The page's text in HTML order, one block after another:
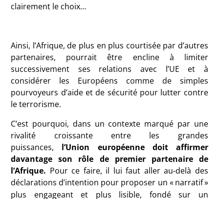
clairement le choix…
Ainsi, l’Afrique, de plus en plus courtisée par d’autres
partenaires, pourrait être encline à limiter
successivement ses relations avec l’UE et à
considérer les Européens comme de simples
pourvoyeurs d’aide et de sécurité pour lutter contre
le terrorisme.
C’est pourquoi, dans un contexte marqué par une
rivalité croissante entre les grandes
puissances,
l’Union européenne doit affirmer
davantage son rôle de premier partenaire de
l’Afrique. Pour ce faire, il lui faut aller au-delà des
déclarations d’intention pour proposer un « narratif»
plus engageant et plus lisible, fondé sur un